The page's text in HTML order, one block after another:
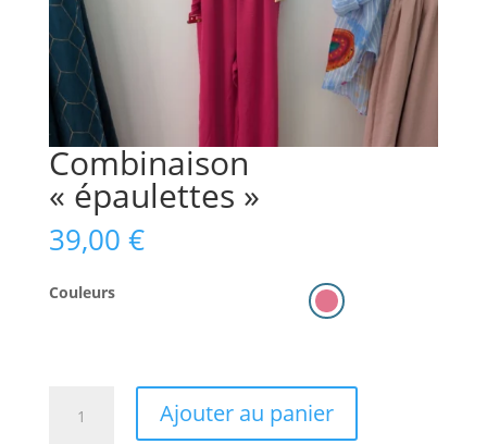
Combinaison
« épaulettes »
39,00 €
Couleurs
Ajouter au panier